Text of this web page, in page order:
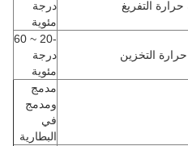
التفريغ
درجة
مئوية
التخزين
-20 ~ 60
درجة
مئوية
مدمج
ومدمج
في
البطارية